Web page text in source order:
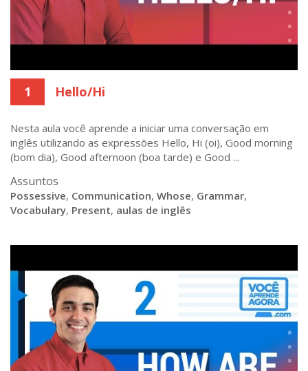
1 Hello/Hi
Nesta aula você aprende a iniciar uma conversação em
inglês utilizando as expressões Hello, Hi (oi), Good morning
(bom dia), Good afternoon (boa tarde) e Good ...
Assuntos
Possessive, Communication, Whose, Grammar,
Vocabulary, Present, aulas de inglês